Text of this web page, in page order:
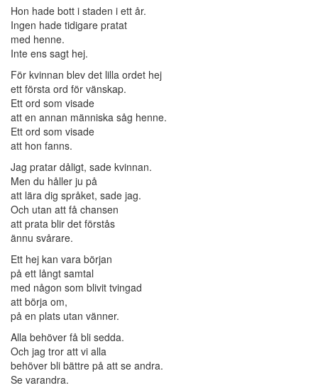
Hon hade bott i staden i ett år.
Ingen hade tidigare pratat
med henne.
Inte ens sagt hej.
För kvinnan blev det lilla ordet hej
ett första ord för vänskap.
Ett ord som visade
att en annan människa såg henne.
Ett ord som visade
att hon fanns.
Jag pratar dåligt, sade kvinnan.
Men du håller ju på
att lära dig språket, sade jag.
Och utan att få chansen
att prata blir det förstås
ännu svårare.
Ett hej kan vara början
på ett långt samtal
med någon som blivit tvingad
att börja om,
på en plats utan vänner.
Alla behöver få bli sedda.
Och jag tror att vi alla
behöver bli bättre på att se andra.
Se varandra.